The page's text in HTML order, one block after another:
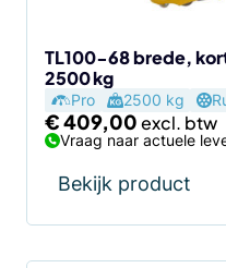
TL100-68 brede,
2500 kg
Pro 2500 kg
€409,00
Vraag naar actuele
Bekijk product